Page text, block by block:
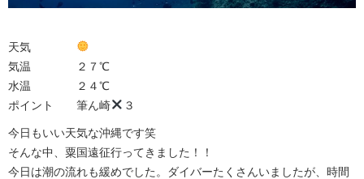
天気
気温 ２７℃
水温 ２４℃
ポイント 筆ん崎
３
今日もいい天気な沖縄です笑
そんな中、粟国遠征行ってきました！！
今日は潮の流れも緩めでした。ダイバーたくさんいましたが、時間